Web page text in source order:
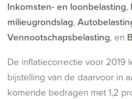
Inkomsten- en loonbelasting,
milieugrondslag,
Vennootschapsbelasting, en
De inflatiecorrectie voor 2019
bijstelling van de daarvoor in
komende bedragen met 1,2